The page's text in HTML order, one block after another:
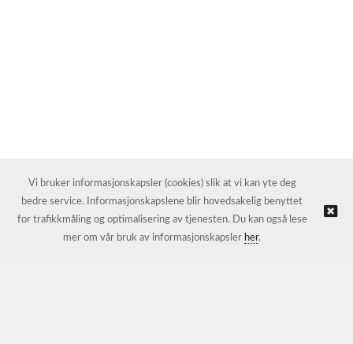
Vi bruker informasjonskapsler (cookies) slik at vi kan yte deg
bedre service. Informasjonskapslene blir hovedsakelig benyttet
for trafikkmåling og optimalisering av tjenesten. Du kan også lese
mer om vår bruk av informasjonskapsler her.